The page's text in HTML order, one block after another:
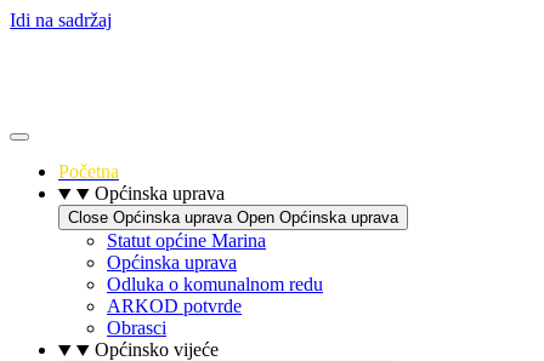
Idi na sadržaj
Početna
Općinska uprava
Close Općinska uprava Open Općinska uprava
Statut općine Marina
Općinska uprava
Odluka o komunalnom redu
ARKOD potvrde
Obrasci
Općinsko vijeće